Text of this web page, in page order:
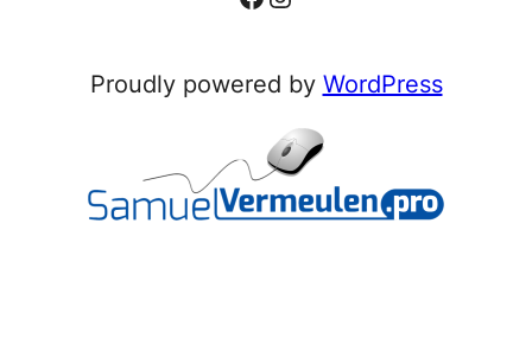
Proudly powered by WordPress